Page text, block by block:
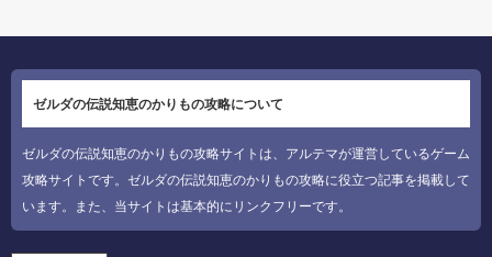
ゼルダの伝説知恵のかりもの攻略について
ゼルダの伝説知恵のかりもの攻略サイトは、アルテマが運営しているゲーム
攻略サイトです。ゼルダの伝説知恵のかりもの攻略に役立つ記事を掲載して
います。また、当サイトは基本的にリンクフリーです。